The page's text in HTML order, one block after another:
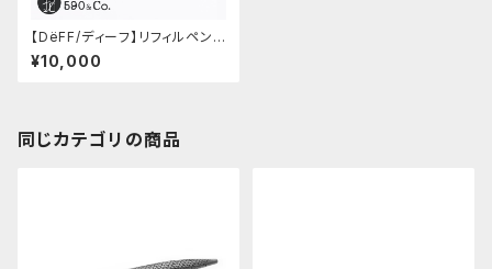
【DëFF/ディーフ】リフィルペン
ジャケット (ウォールナット)
¥10,000
同じカテゴリの商品